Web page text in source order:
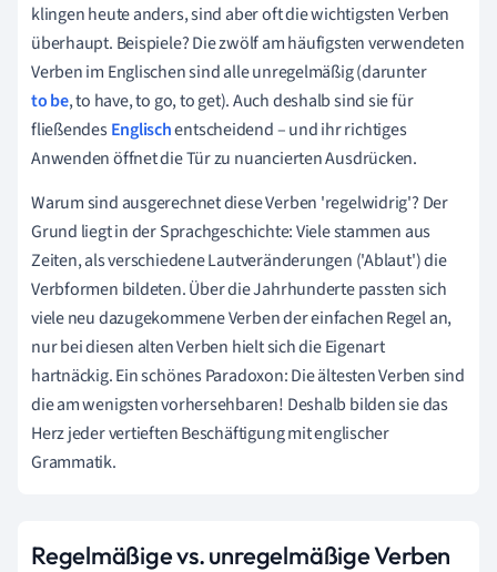
klingen heute anders, sind aber oft die wichtigsten Verben
überhaupt. Beispiele? Die zwölf am häufigsten verwendeten
Verben im Englischen sind alle unregelmäßig (darunter
to be, to have, to go, to get). Auch deshalb sind sie für
fließendesEnglischentscheidend – und ihr richtiges
Anwenden öffnet die Tür zu nuancierten Ausdrücken.
Warum sind ausgerechnet diese Verben 'regelwidrig'? Der
Grund liegt in der Sprachgeschichte: Viele stammen aus
Zeiten, als verschiedene Lautveränderungen ('Ablaut') die
Verbformen bildeten. Über die Jahrhunderte passten sich
viele neu dazugekommene Verben der einfachen Regel an,
nur bei diesen alten Verben hielt sich die Eigenart
hartnäckig. Ein schönes Paradoxon: Die ältesten Verben sind
die am wenigsten vorhersehbaren! Deshalb bilden sie das
Herz jeder vertieften Beschäftigung mit englischer
Grammatik.
Regelmäßige vs. unregelmäßige Verben